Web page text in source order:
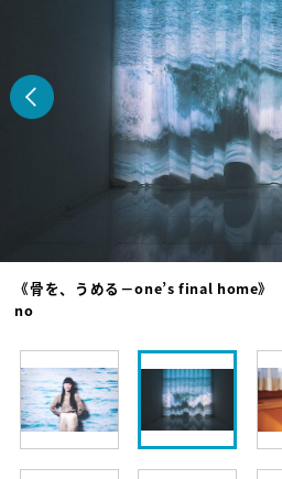
《骨を、うめる－one’s final home
no